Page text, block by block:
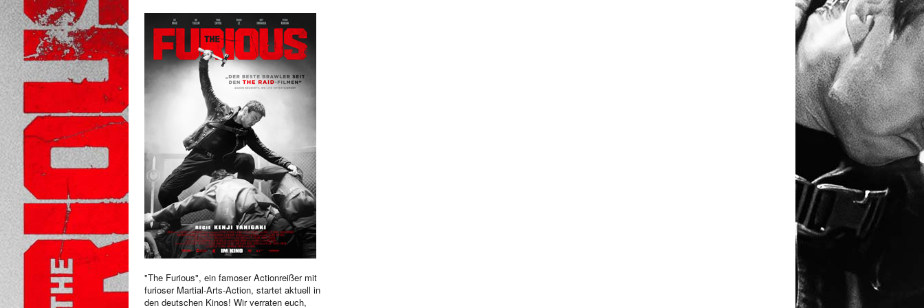
"The Furious", ein famoser Actionreißer mit
furioser Martial-Arts-Action, startet aktuell in
den deutschen Kinos! Wir verraten euch,